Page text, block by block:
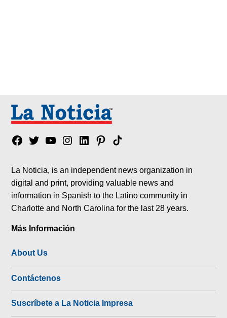
Facebook
TwitterYouTubeInstagram
LinkedinPinterest
Tik
La Noticia, is an independent news organization in
digital and print, providing valuable news and
information in Spanish to the Latino community in
Charlotte and North Carolina for the last 28 years.
Más Información
About Us
Contáctenos
Suscríbete a La Noticia Impresa